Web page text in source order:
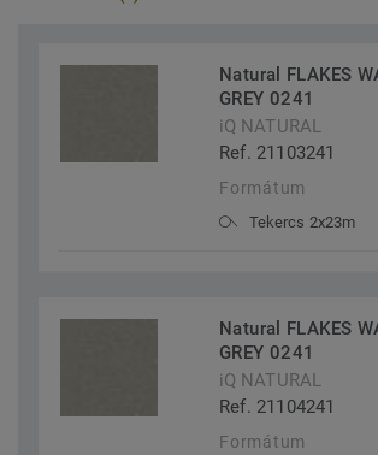
Natural FLAKES
GREY 0241
iQ NATURAL
Ref. 21103241
Formátum
Tekercs 2x23m
Natural FLAKES
GREY 0241
iQ NATURAL
Ref. 21104241
Formátum